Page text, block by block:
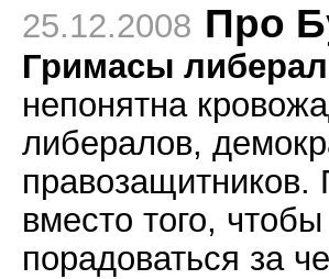
25.12.2008 Про
Гримасы
непонятна
либералов,
правозащитников.
вместо того, чтобы
порадоваться за